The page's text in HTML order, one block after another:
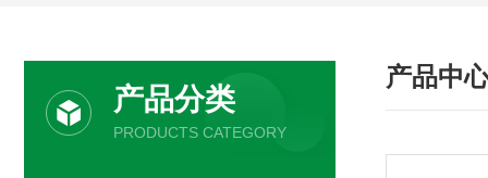
产品分类
PRODUCTS CATEGORY
产品中